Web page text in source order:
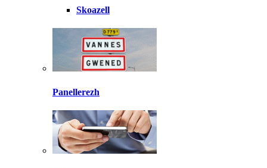
Skoazell
Panellerezh